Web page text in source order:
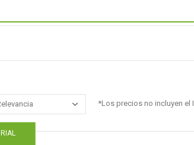
*Los precios no incluyen el